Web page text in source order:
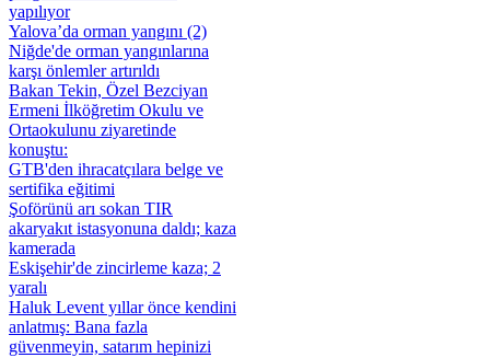
yapılıyor
Yalova’da orman yangını (2)
Niğde'de orman yangınlarına
karşı önlemler artırıldı
Bakan Tekin, Özel Bezciyan
Ermeni İlköğretim Okulu ve
Ortaokulunu ziyaretinde
konuştu:
GTB'den ihracatçılara belge ve
sertifika eğitimi
Şoförünü arı sokan TIR
akaryakıt istasyonuna daldı; kaza
kamerada
Eskişehir'de zincirleme kaza; 2
yaralı
Haluk Levent yıllar önce kendini
anlatmış: Bana fazla
güvenmeyin, satarım hepinizi